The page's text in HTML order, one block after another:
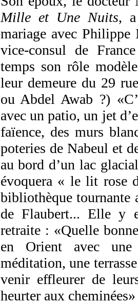
Mille et Une Nuits,
mariage avec
vice-consul de
temps son rôle
leur demeure du 29
ou Abdel Awab ?)
avec un patio, un jet
faïence, des murs
poteries de Nabeul et
au bord d’un lac
évoquera « le lit rose
bibliothèque tournante
de Flaubert... Elle y
retraite : «Quelle
en Orient avec
méditation, une
venir effleurer de
heurter aux